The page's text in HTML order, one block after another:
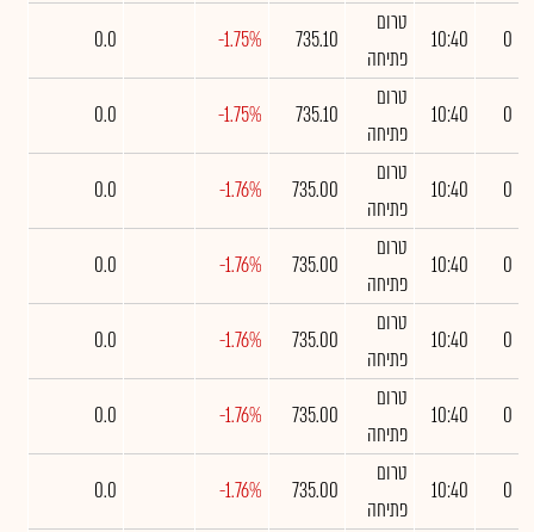
0
10:40
טרום
פתיחה
735.10
-1.75%
0.0
0
10:40
טרום
פתיחה
735.10
-1.75%
0.0
0
10:40
טרום
פתיחה
735.00
-1.76%
0.0
0
10:40
טרום
פתיחה
735.00
-1.76%
0.0
0
10:40
טרום
פתיחה
735.00
-1.76%
0.0
0
10:40
טרום
פתיחה
735.00
-1.76%
0.0
0
10:40
טרום
פתיחה
735.00
-1.76%
0.0